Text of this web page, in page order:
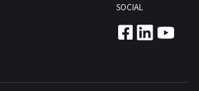
SOCIAL